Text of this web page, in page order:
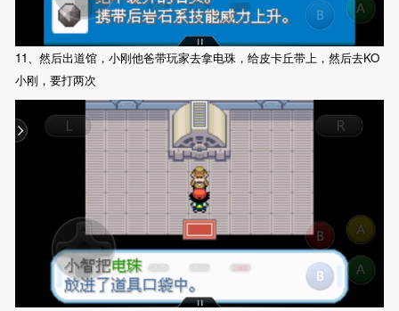
11、然后出道馆，小刚他爸带玩家去拿电珠，给皮卡丘带上，然后去KO
小刚，要打两次